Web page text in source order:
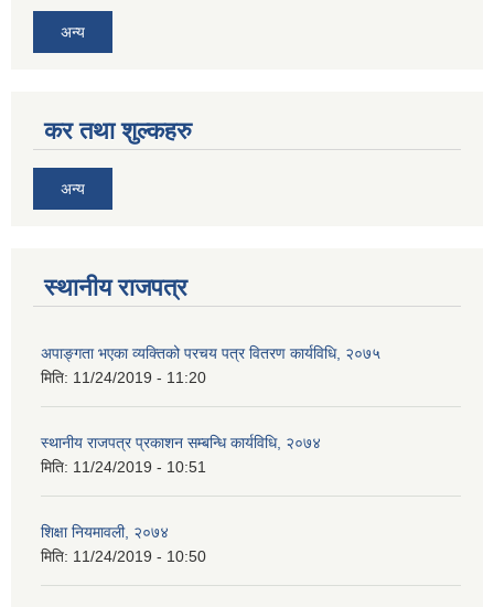
अन्य
कर तथा शुल्कहरु
अन्य
स्थानीय राजपत्र
अपाङ्गता भएका व्यक्तिको परचय पत्र वितरण कार्यविधि, २०७५
मिति: 11/24/2019 - 11:20
स्थानीय राजपत्र प्रकाशन सम्बन्धि कार्यविधि, २०७४
मिति: 11/24/2019 - 10:51
शिक्षा नियमावली, २०७४
मिति: 11/24/2019 - 10:50